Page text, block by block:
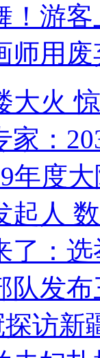
！游客
师用
大火
家：
年度
起人
了：
队发
访新